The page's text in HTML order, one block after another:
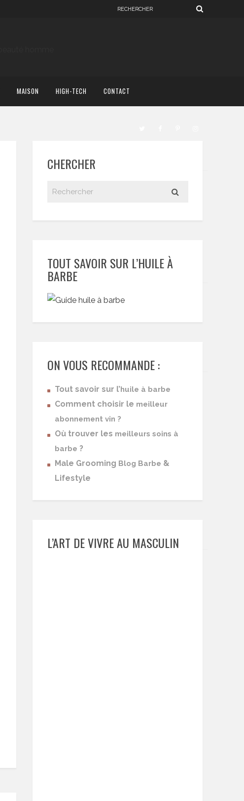
MAISON HIGH-TECH CONTACT
CHERCHER
TOUT SAVOIR SUR L’HUILE À
BARBE
ON VOUS RECOMMANDE :
Tout savoir sur l’huile à barbe
Comment choisir le meilleur
abonnement vin ?
Où trouver les meilleurs soins à
barbe ?
Male Grooming Blog Barbe &
Lifestyle
L’ART DE VIVRE AU MASCULIN